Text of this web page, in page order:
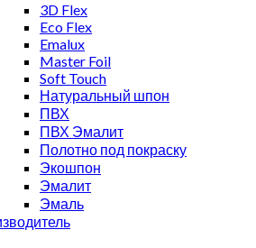
3D Flex
Eco Flex
Emalux
Master Foil
Soft Touch
Натуральный шпон
ПВХ
ПВХ Эмалит
Полотно под покраску
Экошпон
Эмалит
Эмаль